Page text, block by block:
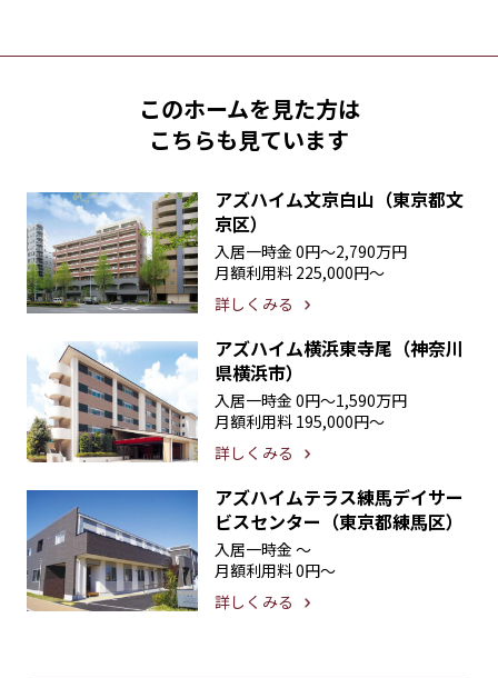
このホームを見た方は
こちらも見ています
アズハイム文京白山（東京都文
京区）
入居一時金 0円〜2,790万円
月額利用料 225,000円〜
詳しくみる
アズハイム横浜東寺尾（神奈川
県横浜市）
入居一時金 0円〜1,590万円
月額利用料 195,000円〜
詳しくみる
アズハイムテラス練馬デイサー
ビスセンター（東京都練馬区）
入居一時金 〜
月額利用料0円〜
詳しくみる